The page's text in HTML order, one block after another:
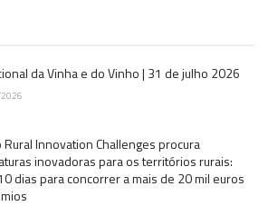
da Vinha e do Vinho | 31 de julho 2026
Innovation Challenges procura
inovadoras para os territórios rurais:
dias para concorrer a mais de 20 mil euros